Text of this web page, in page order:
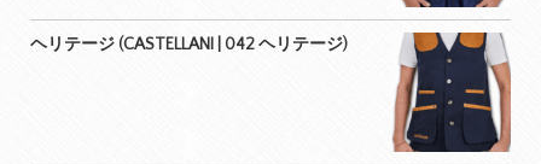
ヘリテージ (CASTELLANI | 042 ヘリテージ)